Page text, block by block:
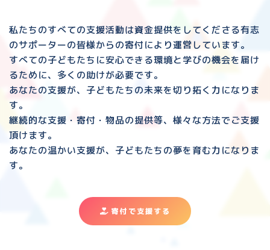
私たちのすべての支援活動は資金提供をしてくださる有志
のサポーターの皆様からの寄付により運営しています。
すべての子どもたちに安心できる環境と 学びの機会を届け
るために、多くの助けが必要です。
あなたの支援が、子どもたちの未来を切り拓く力になりま
す。
継続的な支援・寄付・物品の提供等、様々な方法でご支援
頂けます。
あなたの温かい支援が、子どもたちの夢を育む力になりま
す。
寄付で支援する